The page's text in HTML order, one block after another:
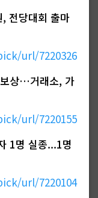
, 전당대회 출마
url/7220326
상…거래소, 가
url/7220155
1명 실종...1명
url/7220104